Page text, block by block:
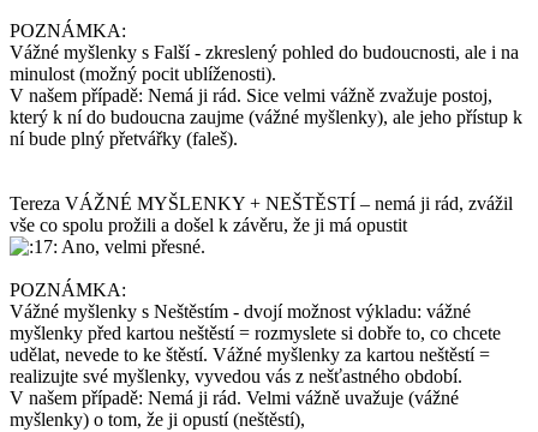
POZNÁMKA:
Vážné myšlenky s Falší - zkreslený pohled do budoucnosti, ale i na
minulost (možný pocit ublíženosti).
V našem případě: Nemá ji rád. Sice velmi vážně zvažuje postoj,
který k ní do budoucna zaujme (vážné myšlenky), ale jeho přístup k
ní bude plný přetvářky (faleš).
Tereza VÁŽNÉ MYŠLENKY + NEŠTĚSTÍ – nemá ji rád, zvážil
vše co spolu prožili a došel k závěru, že ji má opustit
Ano, velmi přesné.
POZNÁMKA:
Vážné myšlenky s Neštěstím - dvojí možnost výkladu: vážné
myšlenky před kartou neštěstí = rozmyslete si dobře to, co chcete
udělat, nevede to ke štěstí. Vážné myšlenky za kartou neštěstí =
realizujte své myšlenky, vyvedou vás z nešťastného období.
V našem případě: Nemá ji rád. Velmi vážně uvažuje (vážné
myšlenky) o tom, že ji opustí (neštěstí),